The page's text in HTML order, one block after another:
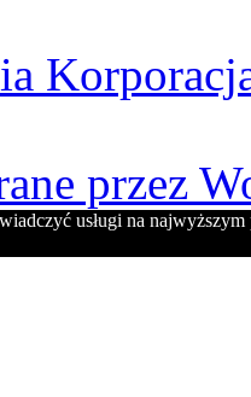
przez
usługi na